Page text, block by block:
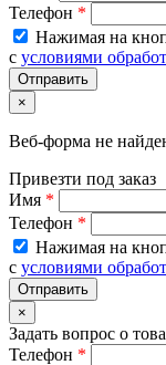
Телефон *
Нажимая на
с условиями
×
Веб-форма не
Привезти под заказ
Имя *
Телефон *
Нажимая на
с условиями
×
Задать вопрос о
Телефон *